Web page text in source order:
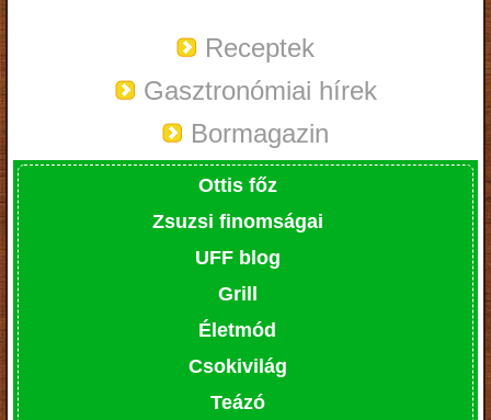
Receptek
Gasztronómiai hírek
Bormagazin
Ottis főz
Zsuzsi finomságai
UFF blog
Grill
Életmód
Csokivilág
Teázó